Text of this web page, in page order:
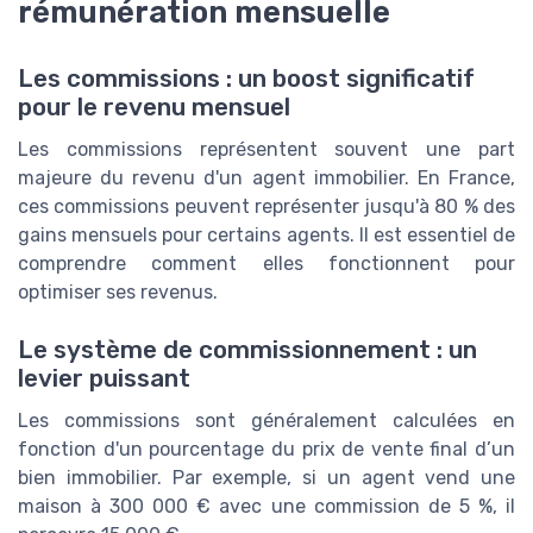
rémunération mensuelle
Les commissions : un boost significatif
pour le revenu mensuel
Les commissions représentent souvent une part
majeure du revenu d'un agent immobilier. En France,
ces commissions peuvent représenter jusqu'à 80 % des
gains mensuels pour certains agents. Il est essentiel de
comprendre comment elles fonctionnent pour
optimiser ses revenus.
Le système de commissionnement : un
levier puissant
Les commissions sont généralement calculées en
fonction d'un pourcentage du prix de vente final d’un
bien immobilier. Par exemple, si un agent vend une
maison à 300 000 € avec une commission de 5 %, il